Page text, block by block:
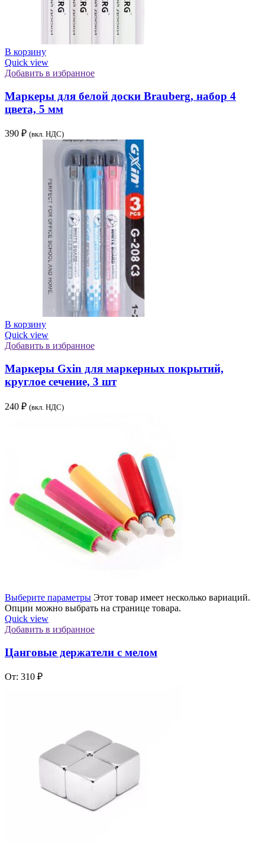
В корзину
Quick view
Добавить в избранное
Маркеры для белой доски Brauberg, набор 4
цвета, 5 мм
390 ₽ (вкл. НДС)
В корзину
Quick view
Добавить в избранное
Маркеры Gxin для маркерных покрытий,
круглое сечение, 3 шт
240 ₽ (вкл. НДС)
Выберите параметры Этот товар имеет несколько вариаций.
Опции можно выбрать на странице товара.
Quick view
Добавить в избранное
Цанговые держатели с мелом
От: 310 ₽